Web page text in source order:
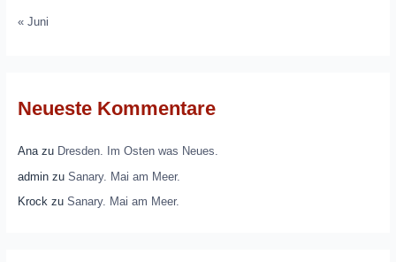
« Juni
Neueste Kommentare
Anazu Dresden. Im Osten was Neues.
adminzu Sanary. Mai am Meer.
Krockzu Sanary. Mai am Meer.